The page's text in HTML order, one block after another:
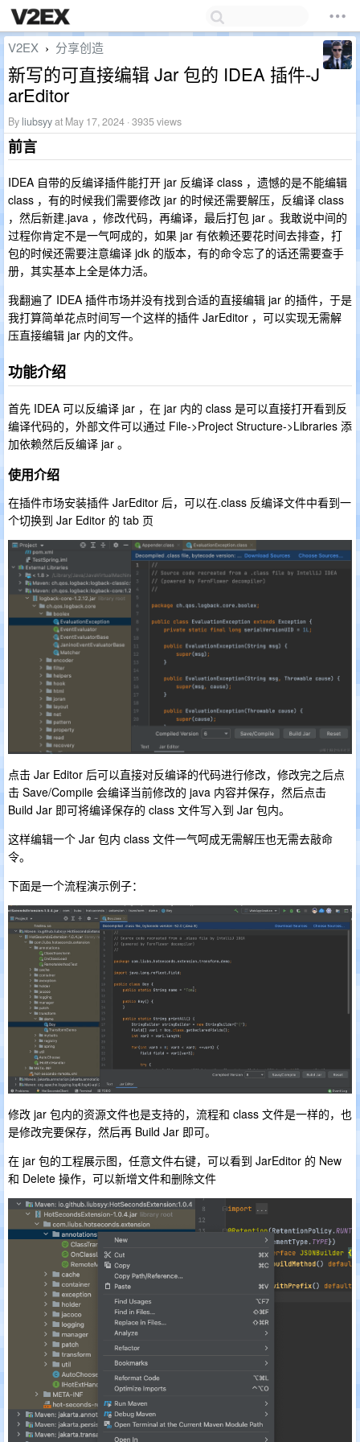
V2EX › 分享创造
新写的可直接编辑 Jar 包的 IDEA 插件-J
arEditor
By liubsyyat May 17, 2024 · 3935 views
前言
IDEA 自带的反编译插件能打开 jar 反编译 class ，遗憾的是不能编辑
class ，有的时候我们需要修改 jar 的时候还需要解压，反编译 class
，然后新建.java ，修改代码，再编译，最后打包 jar 。我敢说中间的
过程你肯定不是一气呵成的，如果 jar 有依赖还要花时间去排查，打
包的时候还需要注意编译 jdk 的版本，有的命令忘了的话还需要查手
册，其实基本上全是体力活。
我翻遍了 IDEA 插件市场并没有找到合适的直接编辑 jar 的插件，于是
我打算简单花点时间写一个这样的插件 JarEditor ，可以实现无需解
压直接编辑 jar 内的文件。
功能介绍
首先 IDEA 可以反编译 jar ，在 jar 内的 class 是可以直接打开看到反
编译代码的，外部文件可以通过 File->Project Structure->Libraries 添
加依赖然后反编译 jar 。
使用介绍
在插件市场安装插件 JarEditor 后，可以在.class 反编译文件中看到一
个切换到 Jar Editor 的 tab 页
点击 Jar Editor 后可以直接对反编译的代码进行修改，修改完之后点
击 Save/Compile 会编译当前修改的 java 内容并保存，然后点击
Build Jar 即可将编译保存的 class 文件写入到 Jar 包内。
这样编辑一个 Jar 包内 class 文件一气呵成无需解压也无需去敲命
令。
下面是一个流程演示例子：
修改 jar 包内的资源文件也是支持的，流程和 class 文件是一样的，也
是修改完要保存，然后再 Build Jar 即可。
在 jar 包的工程展示图，任意文件右键，可以看到 JarEditor 的 New
和 Delete 操作，可以新增文件和删除文件